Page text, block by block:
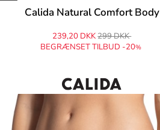
Calida Natural Comfort Body
239,20 DKK299 DKK
BEGRÆNSET TILBUD -20%